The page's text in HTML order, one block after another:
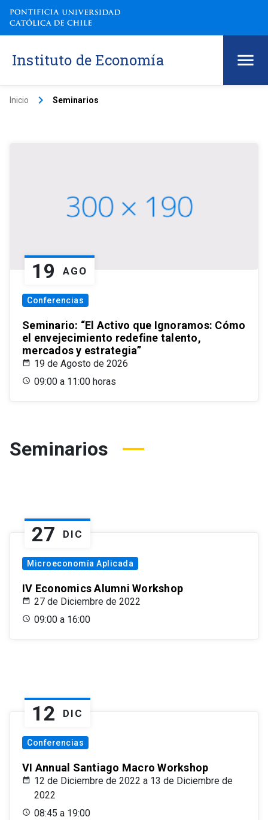
Instituto de Economía
Inicio keyboard_arrow_right Seminarios
19 AGO
Conferencias
Seminario: “El Activo que Ignoramos: Cómo
el envejecimiento redefine talento,
mercados y estrategia”
19 de Agosto de 2026
09:00 a 11:00 horas
Seminarios
27 DIC
Microeconomía Aplicada
IV Economics Alumni Workshop
27 de Diciembre de 2022
09:00 a 16:00
12 DIC
Conferencias
VI Annual Santiago Macro Workshop
12 de Diciembre de 2022 a 13 de Diciembre de
2022
08:45 a 19:00